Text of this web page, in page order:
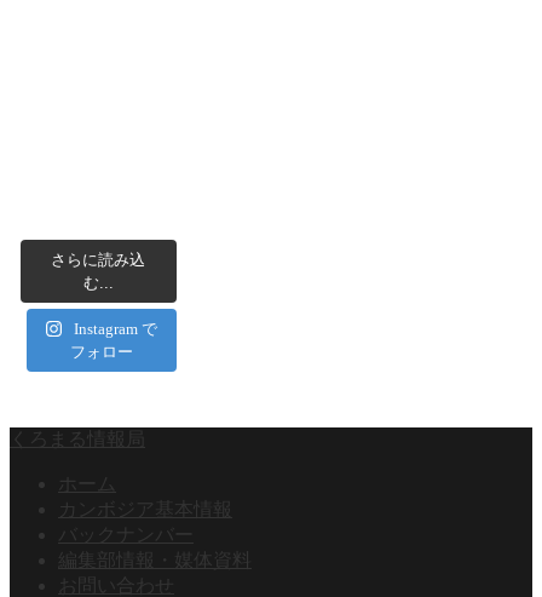
さらに読み込
む...
Instagram で
フォロー
くろまる情報局
ホーム
カンボジア基本情報
バックナンバー
編集部情報・媒体資料
お問い合わせ